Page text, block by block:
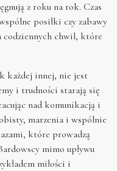
z roku na rok. Czas
posiłki czy zabawy
codziennych chwil, które
każdej innej, nie jest
i trudności starają się
nad komunikacją i
marzenia i wspólnie
które prowadzą
mimo upływu
miłości i